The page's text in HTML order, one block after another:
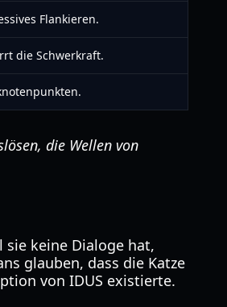
Flankieren.
die Schwerkraft.
die Wellen von
sie keine Dialoge hat,
glauben, dass die Katze
von IDUS existierte.